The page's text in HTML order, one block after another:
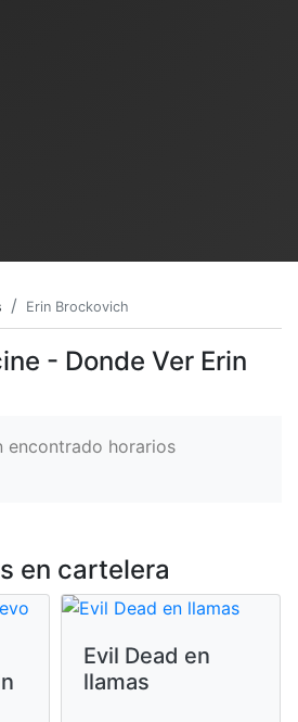
Erin Brockovich
- Donde Ver Erin
encontrado horarios
en cartelera
Evil Dead en
llamas